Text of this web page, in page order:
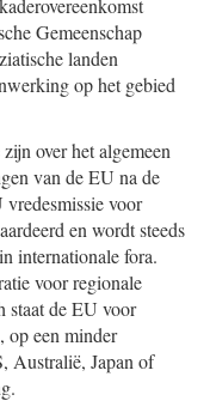
Gemeenschap
landen
op het gebied
over het algemeen
van de EU na de
voor
en wordt steeds
internationale fora.
voor regionale
staat de EU voor
op een minder
Australië, Japan of